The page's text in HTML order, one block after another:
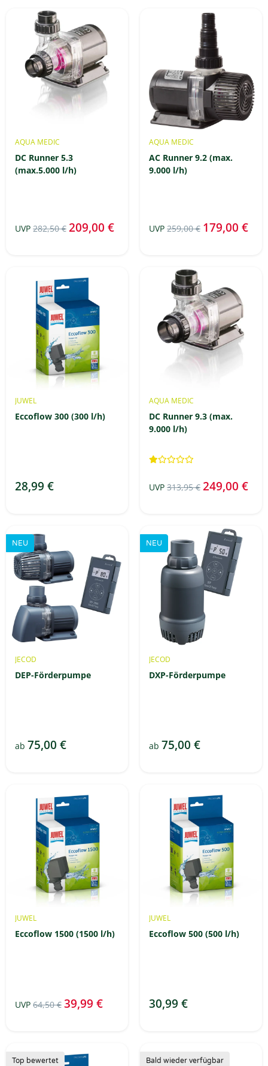
AQUA MEDIC
DC Runner 5.3
(max.5.000 l/h)
UVP 282,50 € 209,00 €
AQUA MEDIC
AC Runner 9.2 (max.
9.000 l/h)
UVP 259,00 € 179,00 €
JUWEL
Eccoflow 300 (300 l/h)
28,99 €
AQUA MEDIC
DC Runner 9.3 (max.
9.000 l/h)
UVP 313,95 € 249,00 €
NEU
JECOD
DEP-Förderpumpe
ab 75,00 €
NEU
JECOD
DXP-Förderpumpe
ab 75,00 €
JUWEL
Eccoflow 1500 (1500 l/h)
UVP 64,50 € 39,99 €
JUWEL
Eccoflow 500 (500 l/h)
30,99 €
Top bewertet Bald wieder verfügbar